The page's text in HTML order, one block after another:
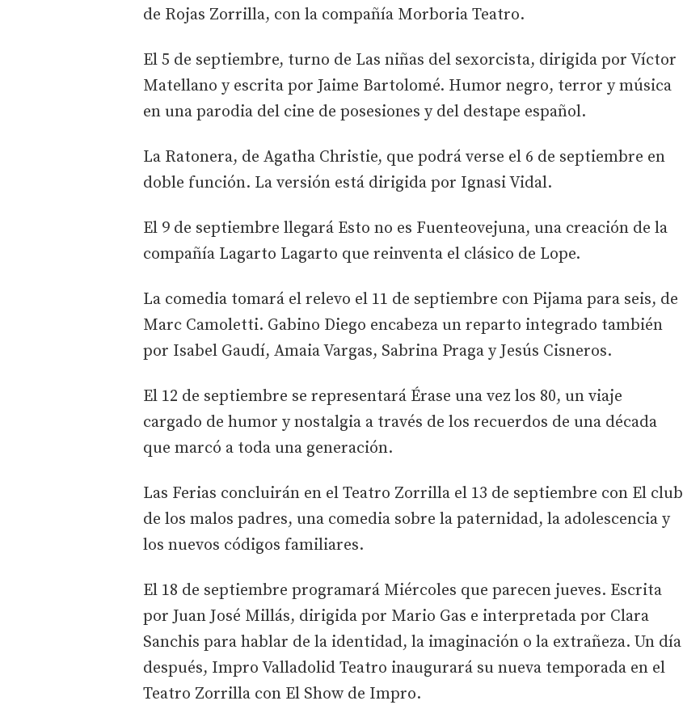
de Rojas Zorrilla, con la compañía Morboria Teatro.
El 5 de septiembre, turno de Las niñas del sexorcista, dirigida por Víctor
Matellano y escrita por Jaime Bartolomé. Humor negro, terror y música
en una parodia del cine de posesiones y del destape español.
La Ratonera, de Agatha Christie, que podrá verse el 6 de septiembre en
doble función. La versión está dirigida por Ignasi Vidal.
El 9 de septiembre llegará Esto no es Fuenteovejuna, una creación de la
compañía Lagarto Lagarto que reinventa el clásico de Lope.
La comedia tomará el relevo el 11 de septiembre con Pijama para seis, de
Marc Camoletti. Gabino Diego encabeza un reparto integrado también
por Isabel Gaudí, Amaia Vargas, Sabrina Praga y Jesús Cisneros.
El 12 de septiembre se representará Érase una vez los 80, un viaje
cargado de humor y nostalgia a través de los recuerdos de una década
que marcó a toda una generación.
Las Ferias concluirán en el Teatro Zorrilla el 13 de septiembre con El club
de los malos padres, una comedia sobre la paternidad, la adolescencia y
los nuevos códigos familiares.
El 18 de septiembre programará Miércoles que parecen jueves. Escrita
por Juan José Millás, dirigida por Mario Gas e interpretada por Clara
Sanchis para hablar de la identidad, la imaginación o la extrañeza. Un día
después, Impro Valladolid Teatro inaugurará su nueva temporada en el
Teatro Zorrilla con El Show de Impro.